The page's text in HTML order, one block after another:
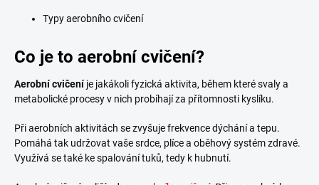
Typy aerobního cvičení
Co je to aerobní cvičení?
Aerobní cvičeníje jakákoli fyzická aktivita, během které svaly a
metabolické procesy v nich probíhají za přítomnosti kyslíku.
Při aerobních aktivitách se zvyšuje frekvence dýchání a tepu.
Pomáhá tak udržovat vaše srdce, plíce a oběhový systém zdravé.
Využívá se také ke spalování tuků, tedy k hubnutí.